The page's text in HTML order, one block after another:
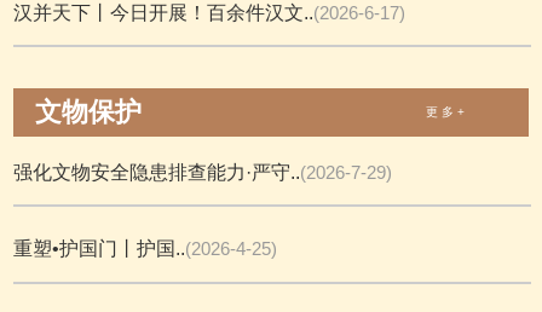
汉并天下丨今日开展！百余件汉文..(2026-6-17)
文物保护 更 多 +
强化文物安全隐患排查能力·严守..(2026-7-29)
重塑•护国门丨护国..(2026-4-25)